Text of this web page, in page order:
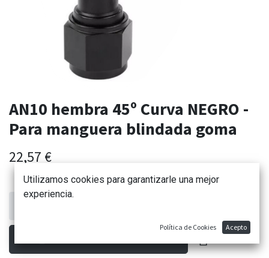
AN10 hembra 45º Curva NEGRO -
Para manguera blindada goma
22,57 €
Utilizamos cookies para garantizarle una mejor
experiencia.
Política de Cookies Acepto